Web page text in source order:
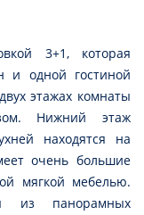
3+1, которая
и одной гостиной
этажах комнаты
Нижний этаж
находятся на
очень большие
мягкой мебелью.
из панорамных